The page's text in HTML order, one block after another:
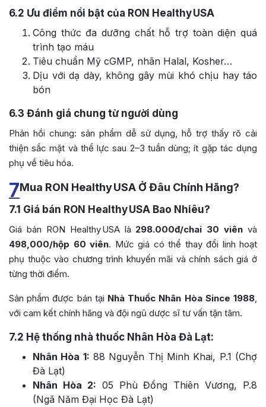
6.2 Ưu điểm nổi bật của RON Healthy USA
Công thức đa dưỡng chất hỗ trợ toàn diện quá
trình tạo máu
Tiêu chuẩn Mỹ cGMP, nhãn Halal, Kosher…
Dịu với dạ dày, không gây mùi khó chịu hay táo
bón
6.3 Đánh giá chung từ người dùng
Phản hồi chung: sản phẩm dễ sử dụng, hỗ trợ thấy rõ cải
thiện sắc mặt và thể lực sau 2–3 tuần dùng; ít gặp tác dụng
phụ về tiêu hóa.
7Mua RON Healthy USA Ở Đâu Chính Hãng?
7.1 Giá bán RON Healthy USA Bao Nhiêu?
Giá bán RON Healthy USA là 298.000đ/chai 30 viên và
498,000/hộp 60 viên. Mức giá có thể thay đổi linh hoạt
phụ thuộc vào chương trình khuyến mãi và chính sách giá ở
từng thời điểm.
Sản phẩm được bán tại Nhà Thuốc Nhân Hòa Since 1988,
với cam kết chính hãng và đội ngũ dược sĩ tư vấn tận tâm.
7.2 Hệ thống nhà thuốc Nhân Hòa Đà Lạt:
Nhân Hòa 1: 88 Nguyễn Thị Minh Khai, P.1 (Chợ
Đà Lạt)
Nhân Hòa 2: 05 Phù Đổng Thiên Vương, P.8
(Ngã Năm Đại Học Đà Lạt)